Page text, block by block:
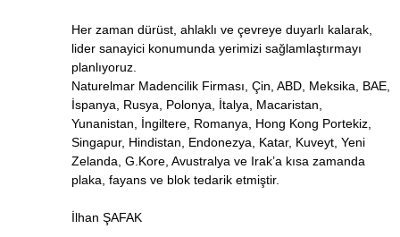
Her zaman dürüst, ahlaklı ve çevreye duyarlı kalarak,
lider sanayici konumunda yerimizi sağlamlaştırmayı
planlıyoruz.
Naturelmar Madencilik Firması, Çin, ABD, Meksika, BAE,
İspanya, Rusya, Polonya, İtalya, Macaristan,
Yunanistan, İngiltere, Romanya, Hong Kong Portekiz,
Singapur, Hindistan, Endonezya, Katar, Kuveyt, Yeni
Zelanda, G.Kore, Avustralya ve Irak’a kısa zamanda
plaka, fayans ve blok tedarik etmiştir.
İlhan ŞAFAK